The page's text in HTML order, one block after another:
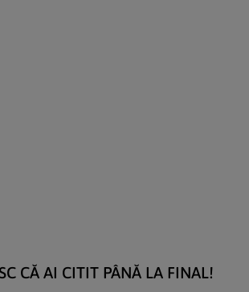
CĂ AI CITIT PÂNĂ LA FINAL!